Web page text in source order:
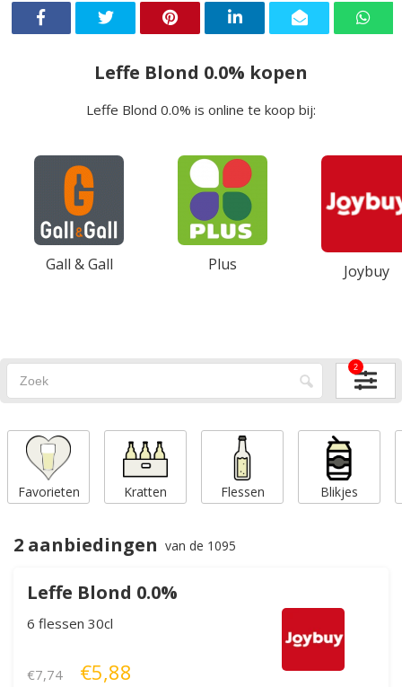
Leffe Blond 0.0% kopen
Leffe Blond 0.0% is online te koop bij:
Gall & Gall Plus Joybuy
2
Favorieten Kratten Flessen Blikjes
2 aanbiedingen van de 1095
Leffe Blond 0.0%
6 flessen 30cl
€7,74 €5,88